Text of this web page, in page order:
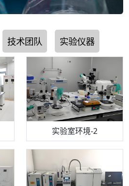
技术团队 实验仪器
实验室环境-2
机构质检技术员-2
电感耦合等离子体光谱仪